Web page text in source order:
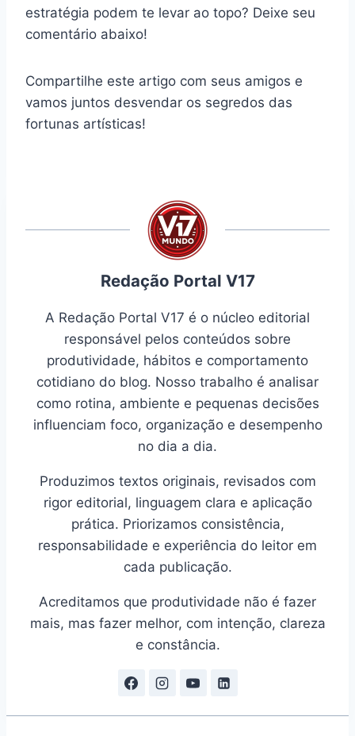
estratégia podem te levar ao topo? Deixe seu
comentário abaixo!
Compartilhe este artigo com seus amigos e
vamos juntos desvendar os segredos das
fortunas artísticas!
Redação Portal V17
A Redação Portal V17 é o núcleo editorial
responsável pelos conteúdos sobre
produtividade, hábitos e comportamento
cotidiano do blog. Nosso trabalho é analisar
como rotina, ambiente e pequenas decisões
influenciam foco, organização e desempenho
no dia a dia.
Produzimos textos originais, revisados com
rigor editorial, linguagem clara e aplicação
prática. Priorizamos consistência,
responsabilidade e experiência do leitor em
cada publicação.
Acreditamos que produtividade não é fazer
mais, mas fazer melhor, com intenção, clareza
e constância.